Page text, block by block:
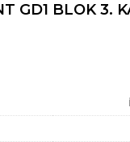
GD1 BLOK 3.